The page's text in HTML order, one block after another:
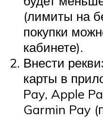
(лимиты на
покупки
кабинете).
Внести
карты в
Pay, Apple
Garmin Pay